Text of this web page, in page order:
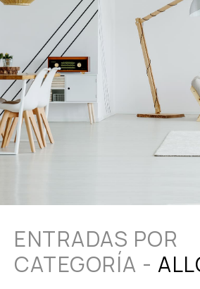
ENTRADAS POR
CATEGORÍA -